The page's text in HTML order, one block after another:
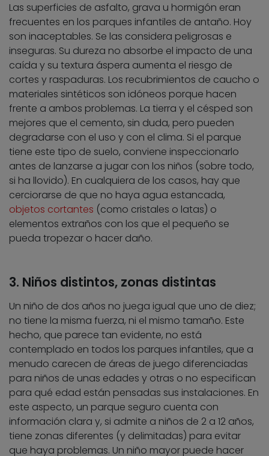
Las superficies de asfalto, grava u hormigón eran
frecuentes en los parques infantiles de antaño. Hoy
son inaceptables. Se las considera peligrosas e
inseguras. Su dureza no absorbe el impacto de una
caída y su textura áspera aumenta el riesgo de
cortes y raspaduras. Los recubrimientos de caucho o
materiales sintéticos son idóneos porque hacen
frente a ambos problemas. La tierra y el césped son
mejores que el cemento, sin duda, pero pueden
degradarse con el uso y con el clima. Si el parque
tiene este tipo de suelo, conviene inspeccionarlo
antes de lanzarse a jugar con los niños (sobre todo,
si ha llovido). En cualquiera de los casos, hay que
cerciorarse de que no haya agua estancada,
objetos cortantes (como cristales o latas) o
elementos extraños con los que el pequeño se
pueda tropezar o hacer daño.
3. Niños distintos, zonas distintas
Un niño de dos años no juega igual que uno de diez;
no tiene la misma fuerza, ni el mismo tamaño. Este
hecho, que parece tan evidente, no está
contemplado en todos los parques infantiles, que a
menudo carecen de áreas de juego diferenciadas
para niños de unas edades y otras o no especifican
para qué edad están pensadas sus instalaciones. En
este aspecto, un parque seguro cuenta con
información clara y, si admite a niños de 2 a 12 años,
tiene zonas diferentes (y delimitadas) para evitar
que haya problemas. Un niño mayor puede hacer